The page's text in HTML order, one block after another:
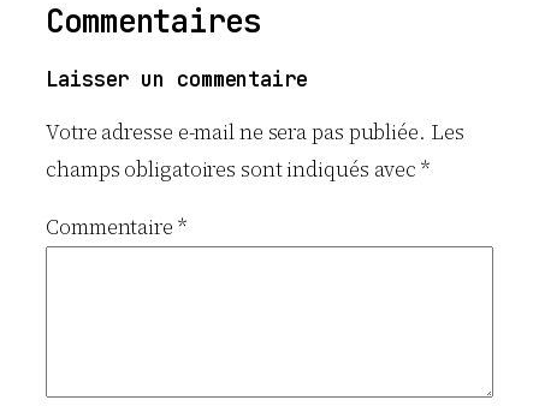
Commentaires
Laisser un commentaire
Votre adresse e-mail ne sera pas publiée. Les
champs obligatoires sont indiqués avec*
Commentaire *